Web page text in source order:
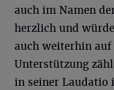
auch im Namen
herzlich und
auch weiterhin
Unterstützung
in seiner Laudatio